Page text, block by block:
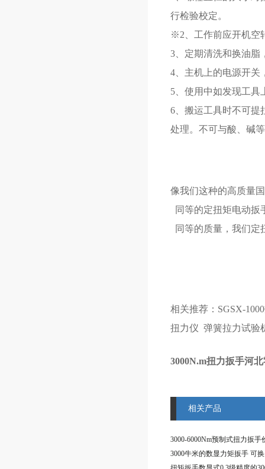
行检验校定。
※2、工作前应开机空
3、定期清洗和换油脂
4、主机上的电源开关
5、使用中如发现工具
6、搬运工具时不可提
处理。不可与酸、碱
像我们这种的高质量
同等的定扭矩电动扳
同等的质量，我们定
相关推荐： SGSX-
扭力仪 弹簧拉力试验
3000N.m扭力扳手河
相关产品